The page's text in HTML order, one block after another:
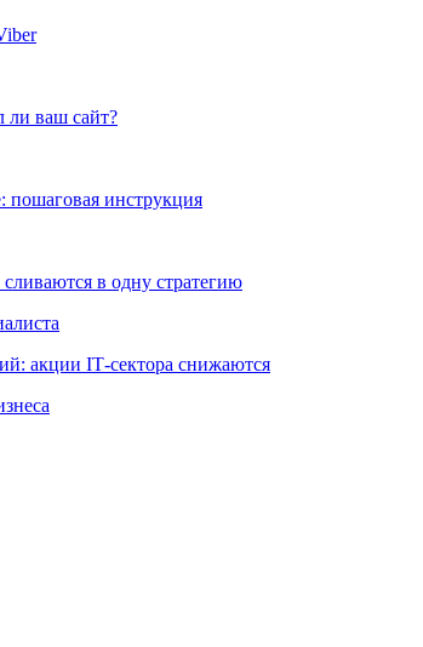
ли ваш сайт?
пошаговая инструкция
в одну стратегию
акции IT‑сектора снижаются